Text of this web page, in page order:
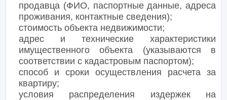
продавца (ФИО, паспортные данные, адреса
проживания, контактные сведения);
стоимость объекта недвижимости;
адрес и технические характеристики
имущественного объекта (указываются в
соответствии с кадастровым паспортом);
способ и сроки осуществления расчета за
квартиру;
условия распределения издержек на